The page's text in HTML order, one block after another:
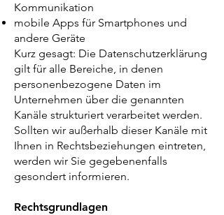
Kommunikation
mobile Apps für Smartphones und
andere Geräte
Kurz gesagt: Die Datenschutzerklärung
gilt für alle Bereiche, in denen
personenbezogene Daten im
Unternehmen über die genannten
Kanäle strukturiert verarbeitet werden.
Sollten wir außerhalb dieser Kanäle mit
Ihnen in Rechtsbeziehungen eintreten,
werden wir Sie gegebenenfalls
gesondert informieren.
Rechtsgrundlagen